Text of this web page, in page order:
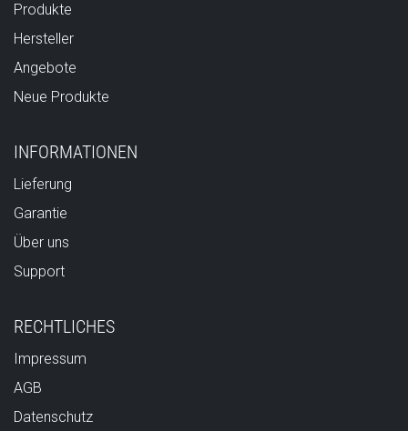
Produkte
Hersteller
Angebote
Neue Produkte
INFORMATIONEN
Lieferung
Garantie
Über uns
Support
RECHTLICHES
Impressum
AGB
Datenschutz